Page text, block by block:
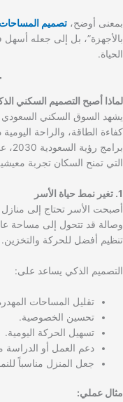
بمعنى أوضح، تصميم المساحات
بالأجهزة”، بل إلى جعله
الحياة.
لماذا أصبح التصميم السكني
يشهد السوق السكني السعودي
كفاءة الطاقة، والراحة
التي تمنح السكان تجربة
1. تغير نمط حياة الأسر
أصبحت الأسر تحتاج إلى
وصالة قد تتحول إلى مساحة
تنظيم أفضل للحركة والتخزين.
التصميم الذكي يساعد على:
تقليل المساحات
تحسين الخصوصية.
تسهيل الحركة اليومية.
دعم العمل أو الدراسة
جعل المنزل مناسباً
مثال عملي: